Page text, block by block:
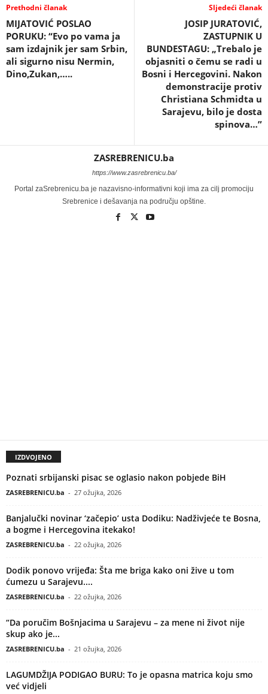
Prethodni članak
MIJATOVIĆ POSLAO
PORUKU: “Evo po vama ja
sam izdajnik jer sam Srbin,
ali sigurno nisu Nermin,
Dino,Zukan,…..
Sljedeći članak
JOSIP JURATOVIĆ,
ZASTUPNIK U
BUNDESTAGU: „Trebalo je
objasniti o čemu se radi u
Bosni i Hercegovini. Nakon
demonstracije protiv
Christiana Schmidta u
Sarajevu, bilo je dosta
spinova…”
ZASREBRENICU.ba
https://www.zasrebrenicu.ba/
Portal zaSrebrenicu.ba je nazavisno-informativni koji ima za cilj promociju
Srebrenice i dešavanja na području opštine.
IZDVOJENO
Poznati srbijanski pisac se oglasio nakon pobjede BiH
ZASREBRENICU.ba - 27 ožujka, 2026
Banjalučki novinar ‘začepio’ usta Dodiku: Nadživjeće te Bosna,
a bogme i Hercegovina itekako!
ZASREBRENICU.ba - 22 ožujka, 2026
Dodik ponovo vrijeđa: Šta me briga kako oni žive u tom
ćumezu u Sarajevu....
ZASREBRENICU.ba - 22 ožujka, 2026
“Da poručim Bošnjacima u Sarajevu – za mene ni život nije
skup ako je...
ZASREBRENICU.ba - 21 ožujka, 2026
LAGUMDŽIJA PODIGAO BURU: To je opasna matrica koju smo
već vidjeli